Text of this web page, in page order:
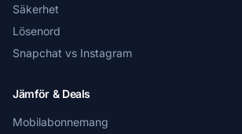
Säkerhet
Lösenord
Snapchat vs Instagram
Jämför & Deals
Mobilabonnemang